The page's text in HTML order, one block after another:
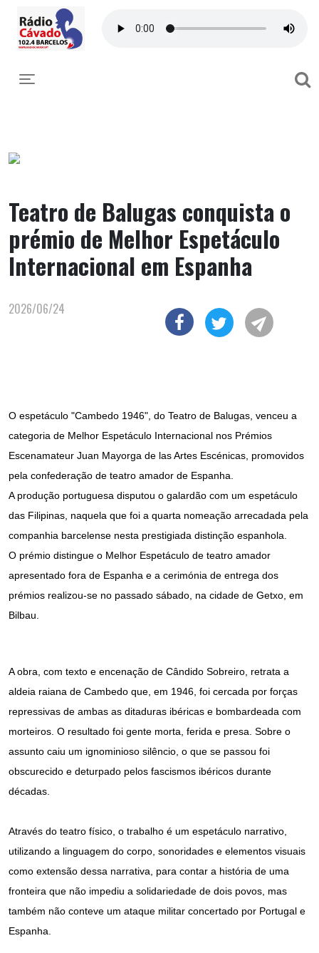
Toggle navigation
Teatro de Balugas conquista o
prémio de Melhor Espetáculo
Internacional em Espanha
2026/06/24
O espetáculo "Cambedo 1946", do Teatro de Balugas, venceu a
categoria de Melhor Espetáculo Internacional nos Prémios
Escenamateur Juan Mayorga de las Artes Escénicas, promovidos
pela confederação de teatro amador de Espanha.
A produção portuguesa disputou o galardão com um espetáculo
das Filipinas, naquela que foi a quarta nomeação arrecadada pela
companhia barcelense nesta prestigiada distinção espanhola.
O prémio distingue o Melhor Espetáculo de teatro amador
apresentado fora de Espanha e a cerimónia de entrega dos
prémios realizou-se no passado sábado, na cidade de Getxo, em
Bilbau.
A obra, com texto e encenação de Cândido Sobreiro, retrata a
aldeia raiana de Cambedo que, em 1946, foi cercada por forças
repressivas de ambas as ditaduras ibéricas e bombardeada com
morteiros. O resultado foi gente morta, ferida e presa. Sobre o
assunto caiu um ignominioso silêncio, o que se passou foi
obscurecido e deturpado pelos fascismos ibéricos durante
décadas.
Através do teatro físico, o trabalho é um espetáculo narrativo,
utilizando a linguagem do corpo, sonoridades e elementos visuais
como extensão dessa narrativa, para contar a história de uma
fronteira que não impediu a solidariedade de dois povos, mas
também não conteve um ataque militar concertado por Portugal e
Espanha.